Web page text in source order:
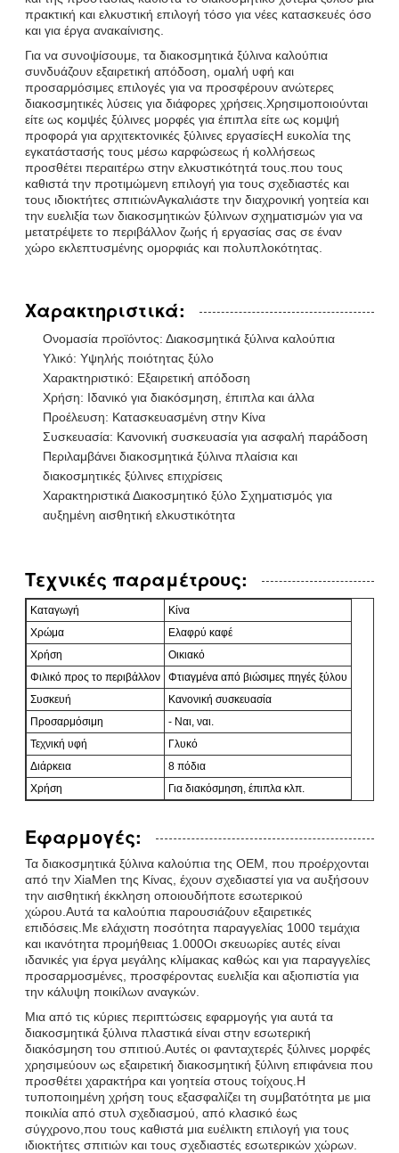
πρακτική και ελκυστική επιλογή τόσο για νέες κατασκευές όσο
και για έργα ανακαίνισης.
Για να συνοψίσουμε, τα διακοσμητικά ξύλινα καλούπια
συνδυάζουν εξαιρετική απόδοση, ομαλή υφή και
προσαρμόσιμες επιλογές για να προσφέρουν ανώτερες
διακοσμητικές λύσεις για διάφορες χρήσεις.Χρησιμοποιούνται
είτε ως κομψές ξύλινες μορφές για έπιπλα είτε ως κομψή
προφορά για αρχιτεκτονικές ξύλινες εργασίεςΗ ευκολία της
εγκατάστασής τους μέσω καρφώσεως ή κολλήσεως
προσθέτει περαιτέρω στην ελκυστικότητά τους.που τους
καθιστά την προτιμώμενη επιλογή για τους σχεδιαστές και
τους ιδιοκτήτες σπιτιώνΑγκαλιάστε την διαχρονική γοητεία και
την ευελιξία των διακοσμητικών ξύλινων σχηματισμών για να
μετατρέψετε το περιβάλλον ζωής ή εργασίας σας σε έναν
χώρο εκλεπτυσμένης ομορφιάς και πολυπλοκότητας.
Χαρακτηριστικά:
Ονομασία προϊόντος: Διακοσμητικά ξύλινα καλούπια
Υλικό: Υψηλής ποιότητας ξύλο
Χαρακτηριστικό: Εξαιρετική απόδοση
Χρήση: Ιδανικό για διακόσμηση, έπιπλα και άλλα
Προέλευση: Κατασκευασμένη στην Κίνα
Συσκευασία: Κανονική συσκευασία για ασφαλή παράδοση
Περιλαμβάνει διακοσμητικά ξύλινα πλαίσια και
διακοσμητικές ξύλινες επιχρίσεις
Χαρακτηριστικά Διακοσμητικό ξύλο Σχηματισμός για
αυξημένη αισθητική ελκυστικότητα
Τεχνικές παραμέτρους:
Καταγωγή
Κίνα
Χρώμα
Ελαφρύ καφέ
Χρήση
Οικιακό
Φιλικό προς το περιβάλλον
Φτιαγμένα από βιώσιμες πηγές ξύλου
Συσκευή
Κανονική συσκευασία
Προσαρμόσιμη
- Ναι, ναι.
Τεχνική υφή
Γλυκό
Διάρκεια
8 πόδια
Χρήση
Για διακόσμηση, έπιπλα κλπ.
Εφαρμογές:
Τα διακοσμητικά ξύλινα καλούπια της OEM, που προέρχονται
από την XiaMen της Κίνας, έχουν σχεδιαστεί για να αυξήσουν
την αισθητική έκκληση οποιουδήποτε εσωτερικού
χώρου.Αυτά τα καλούπια παρουσιάζουν εξαιρετικές
επιδόσεις.Με ελάχιστη ποσότητα παραγγελίας 1000 τεμάχια
και ικανότητα προμήθειας 1.000Οι σκευωρίες αυτές είναι
ιδανικές για έργα μεγάλης κλίμακας καθώς και για παραγγελίες
προσαρμοσμένες, προσφέροντας ευελιξία και αξιοπιστία για
την κάλυψη ποικίλων αναγκών.
Μια από τις κύριες περιπτώσεις εφαρμογής για αυτά τα
διακοσμητικά ξύλινα πλαστικά είναι στην εσωτερική
διακόσμηση του σπιτιού.Αυτές οι φανταχτερές ξύλινες μορφές
χρησιμεύουν ως εξαιρετική διακοσμητική ξύλινη επιφάνεια που
προσθέτει χαρακτήρα και γοητεία στους τοίχους.Η
τυποποιημένη χρήση τους εξασφαλίζει τη συμβατότητα με μια
ποικιλία από στυλ σχεδιασμού, από κλασικό έως
σύγχρονο,που τους καθιστά μια ευέλικτη επιλογή για τους
ιδιοκτήτες σπιτιών και τους σχεδιαστές εσωτερικών χώρων.